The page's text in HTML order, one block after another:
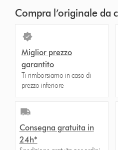
Compra l’originale da
Miglior prezzo
garantito
Ti rimborsiamo in caso di
prezzo inferiore
Consegna gratuita in
24h*